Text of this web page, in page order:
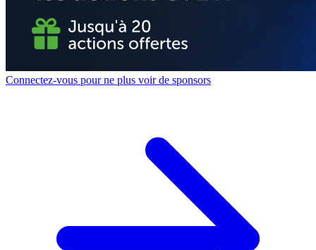
Connectez-vous pour ne plus voir de sponsors